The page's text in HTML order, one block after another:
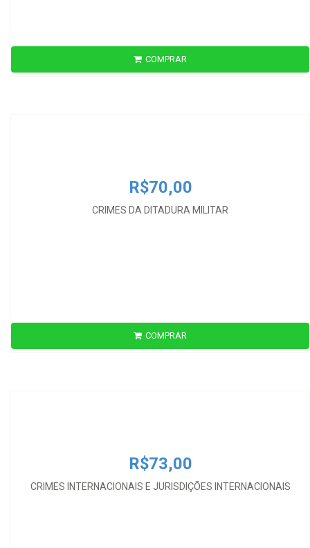
COMPRAR
R$70,00
CRIMES DA DITADURA MILITAR
R$70,00
COMPRAR
R$73,00
CRIMES INTERNACIONAIS E JURISDIÇÕES INTERNACIONAIS
R$73,00